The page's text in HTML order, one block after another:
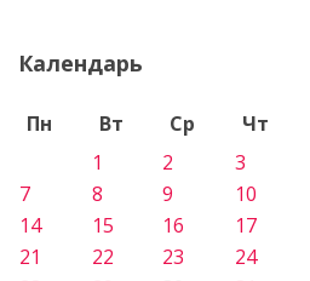
Календарь
Пн Вт Ср Чт
1
2 3
7
8 9 10
14
15 16 17
21
22 23 24